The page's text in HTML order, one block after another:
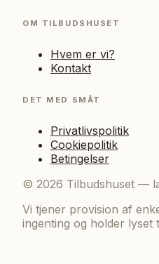
OM TILBUDSHUSET
Hvem er vi?
Kontakt
DET MED SMÅT
Privatlivspolitik
Cookiepolitik
Betingelser
© 2026 Tilbudshuset —
Vi tjener provision af
ingenting og holder lyset